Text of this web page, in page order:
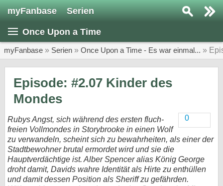
myFanbase Serien
Once Upon a Time
myFanbase » Serien » Once Upon a Time - Es war einmal... »
Episode: #2.07 Kinder des
Mondes
0
Rubys Angst, sich während des ersten fluch-
freien Vollmondes in Storybrooke in einen Wolf
zu verwandeln, scheint sich zu bewahrheiten, als einer der
Stadtbewohner brutal ermordet wird und sie die
Hauptverdächtige ist. Alber Spencer alias König George
droht damit, Davids wahre Identität als Hirte zu enthüllen
und damit dessen Position als Sheriff zu gefährden.
Home
SERIEN
Kolumnen
Veranstaltungen
Specials
SERVICE